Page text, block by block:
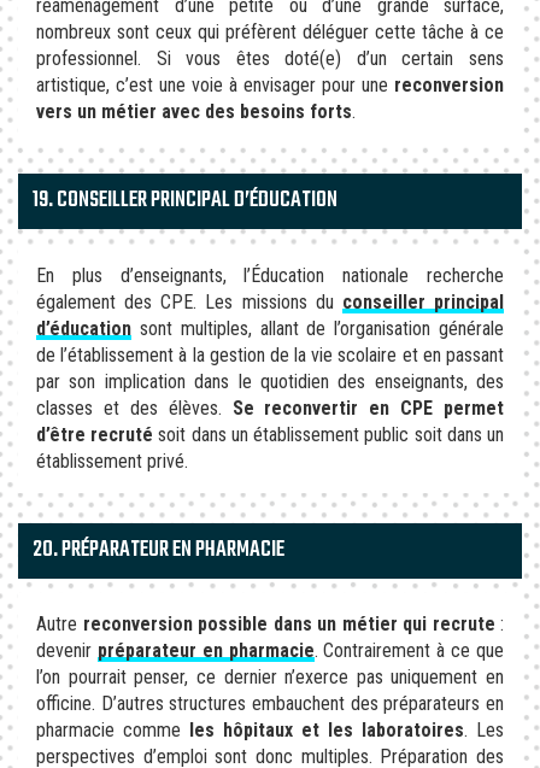
réaménagement d’une petite ou d’une grande surface,
nombreux sont ceux qui préfèrent déléguer cette tâche à ce
professionnel. Si vous êtes doté(e) d’un certain sens
artistique, c’est une voie à envisager pour une reconversion
vers un métier avec des besoins forts.
19. CONSEILLER PRINCIPAL D’ÉDUCATION
En plus d’enseignants, l’Éducation nationale recherche
également des CPE. Les missions du conseiller principal
d’éducation sont multiples, allant de l’organisation générale
de l’établissement à la gestion de la vie scolaire et en passant
par son implication dans le quotidien des enseignants, des
classes et des élèves. Se reconvertir en CPE permet
d’être recruté soit dans un établissement public soit dans un
établissement privé.
20. PRÉPARATEUR EN PHARMACIE
Autre reconversion possible dans un métier qui recrute :
devenir préparateur en pharmacie. Contrairement à ce que
l’on pourrait penser, ce dernier n’exerce pas uniquement en
officine. D’autres structures embauchent des préparateurs en
pharmacie comme
les hôpitaux et les laboratoires. Les
perspectives d’emploi sont donc multiples. Préparation des